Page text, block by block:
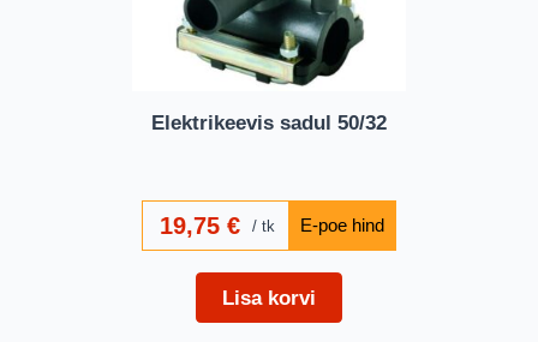
Elektrikeevis sadul 50/32
19,75 € tk
Lisa korvi